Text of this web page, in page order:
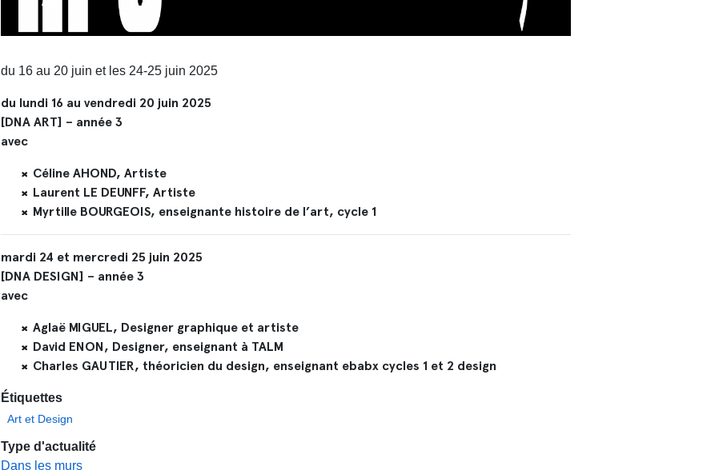
du 16 au 20 juin et les 24-25 juin 2025
du lundi 16 au vendredi 20 juin 2025
[DNA ART] – année 3
avec
Céline AHOND, Artiste
Laurent LE DEUNFF, Artiste
Myrtille BOURGEOIS, enseignante histoire de l’art, cycle 1
mardi 24 et mercredi 25 juin 2025
[DNA DESIGN] – année 3
avec
Aglaë MIGUEL, Designer graphique et artiste
David ENON, Designer, enseignant à TALM
Charles GAUTIER, théoricien du design, enseignant ebabx cycles 1 et 2 design
Étiquettes
Art et Design
Type d'actualité
Dans les murs